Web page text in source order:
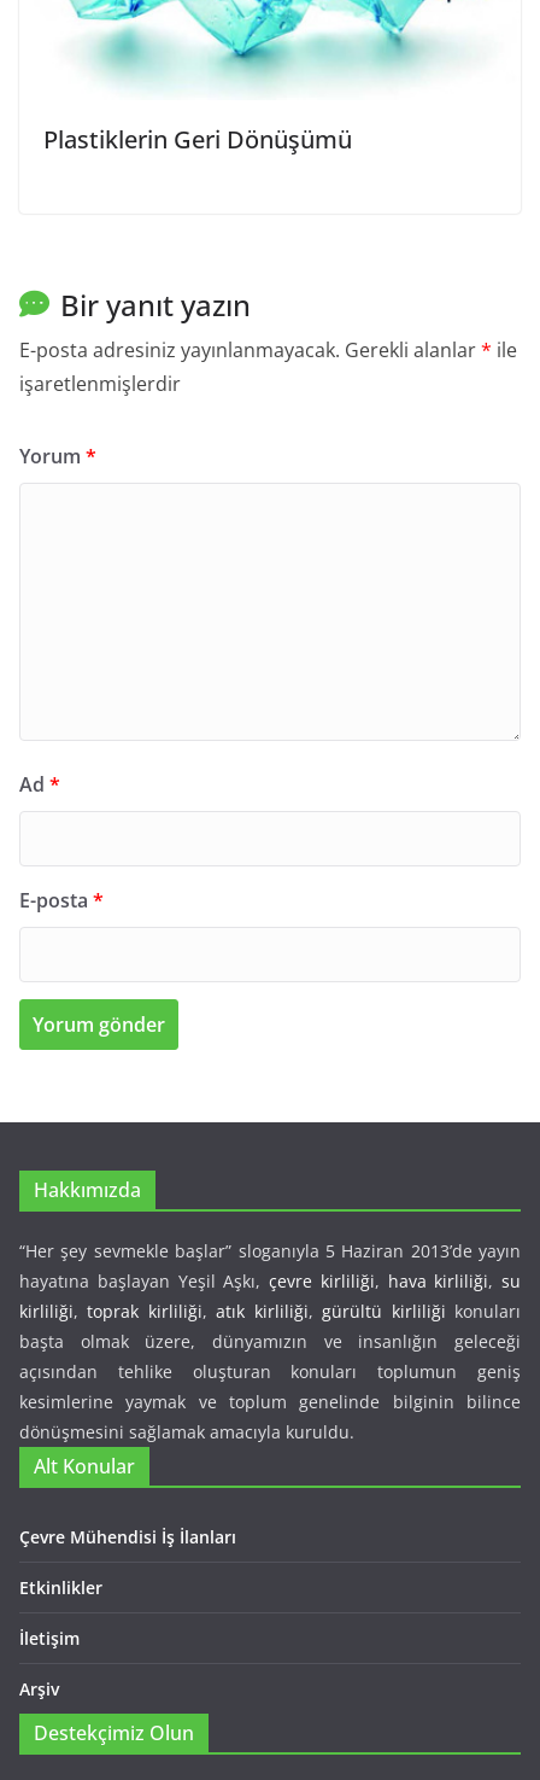
Plastiklerin Geri Dönüşümü
Bir yanıt yazın
E-posta adresiniz yayınlanmayacak. Gerekli alanlar* ile
işaretlenmişlerdir
Yorum *
Ad *
E-posta *
Hakkımızda
“Her şey sevmekle başlar” sloganıyla 5 Haziran 2013’de yayın
hayatına başlayan Yeşil Aşkı, çevre kirliliği, hava kirliliği, su
kirliliği,toprak kirliliği,atık kirliliği,gürültü kirliliği konuları
başta olmak üzere, dünyamızın ve insanlığın geleceği
açısından tehlike oluşturan konuları toplumun geniş
kesimlerine yaymak ve toplum genelinde bilginin bilince
dönüşmesini sağlamak amacıyla kuruldu.
Alt Konular
Çevre Mühendisi İş İlanları
Etkinlikler
İletişim
Arşiv
Destekçimiz Olun